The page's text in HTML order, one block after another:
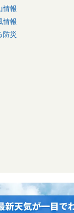
情報
情報
防災